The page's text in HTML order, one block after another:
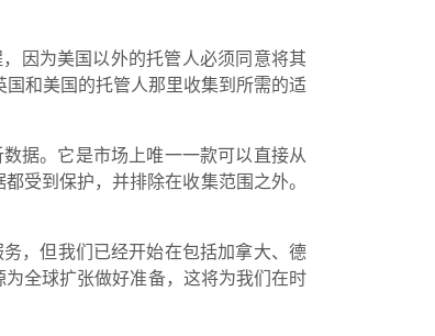
因为美国以外的托管人必须同意将其
和美国的托管人那里收集到所需的适
据。它是市场上唯一一款可以直接从
受到保护，并排除在收集范围之外。
，但我们已经开始在包括加拿大、德
全球扩张做好准备，这将为我们在时